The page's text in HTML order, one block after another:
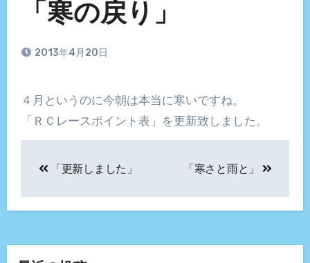
「寒の戻り」
2013年4月20日
４月というのに今朝は本当に寒いですね。
「ＲＣレースポイント表」を更新致しました。
ナ
「更新しました」 「寒さと雨と」